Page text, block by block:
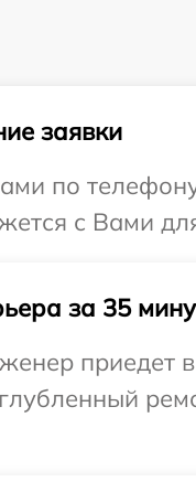
заявки
по
с Вами
за 35
приедет